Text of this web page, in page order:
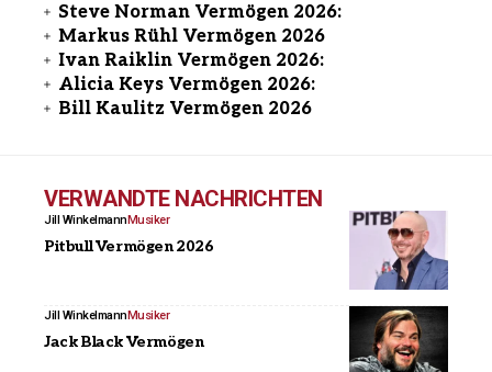
Steve Norman Vermögen 2026:
Markus Rühl Vermögen 2026
Ivan Raiklin Vermögen 2026:
Alicia Keys Vermögen 2026:
Bill Kaulitz Vermögen 2026
VERWANDTE NACHRICHTEN
Jill WinkelmannMusiker
Pitbull Vermögen 2026
Jill WinkelmannMusiker
Jack Black Vermögen